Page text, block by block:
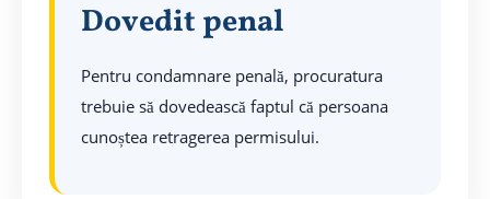
Dovedit penal
Pentru condamnare penală, procuratura
trebuie să dovedească faptul că persoana
cunoștea retragerea permisului.